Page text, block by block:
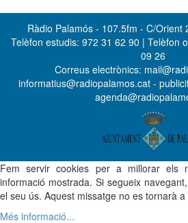
Ràdio Palamós - 107.5fm - C/Orient
Telèfon estudis: 972 31 62 90 | Telèfon
09 26
Correus electrònics:
informatius@radiopalamos.cat -
Fem servir cookies per a millorar els
informació mostrada. Si segueix
el seu ús. Aquest missatge no es tornarà a
Més informació...